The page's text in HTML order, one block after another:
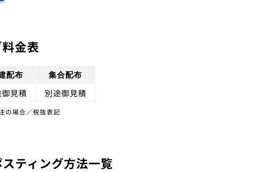
金表
配布
見積
集合配布
別途御見積
の場合／税抜表記
ティング方法一覧